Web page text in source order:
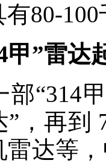
80-
”雷达
甲
”，再到
雷达等